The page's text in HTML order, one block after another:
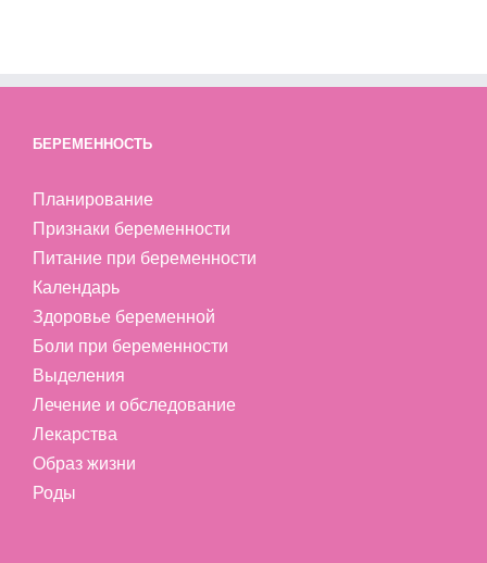
БЕРЕМЕННОСТЬ
Планирование
Признаки беременности
Питание при беременности
Календарь
Здоровье беременной
Боли при беременности
Выделения
Лечение и обследование
Лекарства
Образ жизни
Роды